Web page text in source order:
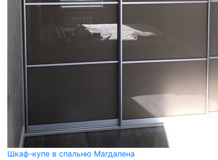
Шкаф-купе в спальню Магдалена